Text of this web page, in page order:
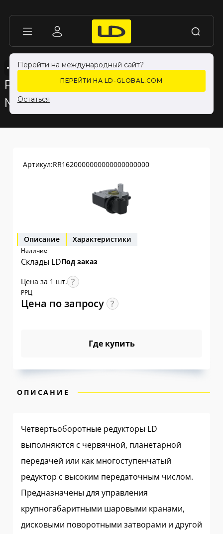
Перейти на международный сайт?
ПЕРЕЙТИ НА LD-GLOBAL.COM
Остаться
ПРИВОДНЫЕ УСТРОЙСТВА РЕДУКТОРЫ
РЕДУКТОР LD-РВЧЧ-
М4500-F16-КШ60
ПРИВОДНЫЕ УСТРОЙСТВА РЕДУКТОРЫ
Артикул:RR1620000000000000000000
Описание Характеристики
Наличие
Склады LDПод заказ
Цена за 1 шт.
РРЦ
Цена позапросу
Где купить
ОПИСАНИЕ
Четвертьоборотные редукторы LD
выполняются с червячной, планетарной
передачей или как многоступенчатый
редуктор с высоким передаточным числом.
Предназначены для управления
крупногабаритными шаровыми кранами,
дисковыми поворотными затворами и другой